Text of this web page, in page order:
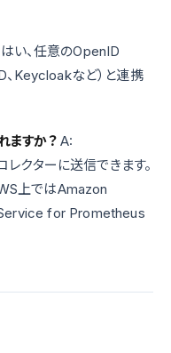
い、任意のOpenID
Keycloakなど）と連携
ますか？A:
クターに送信できます。
上ではAmazon
for Prometheus